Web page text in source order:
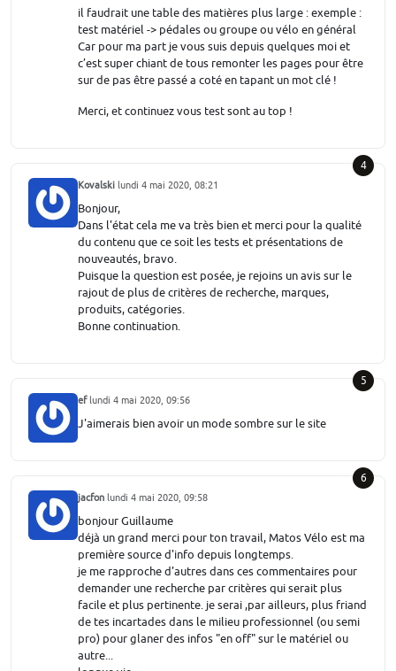
il faudrait une table des matières plus large : exemple :
test matériel -> pédales ou groupe ou vélo en général
Car pour ma part je vous suis depuis quelques moi et
c’est super chiant de tous remonter les pages pour être
sur de pas être passé a coté en tapant un mot clé !
Merci, et continuez vous test sont au top !
4
Kovalski lundi 4 mai 2020, 08:21
Bonjour,
Dans l'état cela me va très bien et merci pour la qualité
du contenu que ce soit les tests et présentations de
nouveautés, bravo.
Puisque la question est posée, je rejoins un avis sur le
rajout de plus de critères de recherche, marques,
produits, catégories.
Bonne continuation.
5
eflundi 4 mai 2020, 09:56
J'aimerais bien avoir un mode sombre sur le site
6
jacfon lundi 4 mai 2020, 09:58
bonjour Guillaume
déjà un grand merci pour ton travail, Matos Vélo est ma
première source d'info depuis longtemps.
je me rapproche d'autres dans ces commentaires pour
demander une recherche par critères qui serait plus
facile et plus pertinente. je serai ,par ailleurs, plus friand
de tes incartades dans le milieu professionnel (ou semi
pro) pour glaner des infos "en off" sur le matériel ou
autre...